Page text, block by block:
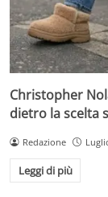
Christopher
dietro la scelta
Redazione
Leggi di più